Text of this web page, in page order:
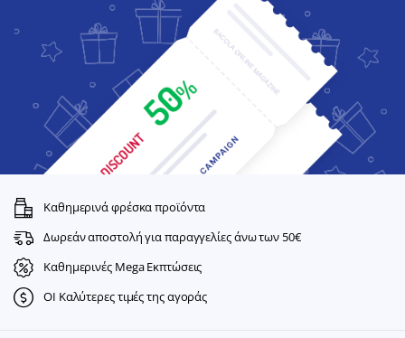
Καθημερινά φρέσκα προϊόντα
Δωρεάν αποστολή για παραγγελίες άνω των 50€
Καθημερινές Mega Εκπτώσεις
ΟΙ Καλύτερες τιμές της αγοράς